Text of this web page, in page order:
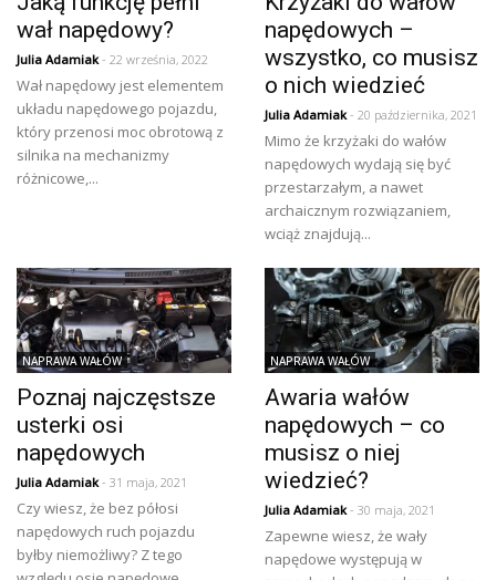
wał napędowy?
Julia Adamiak- 22 września, 2022
Wał napędowy jest elementem
układu napędowego pojazdu,
który przenosi moc obrotową z
silnika na mechanizmy
różnicowe,...
napędowych –
wszystko, co musisz
o nich wiedzieć
Julia Adamiak- 20 października, 2021
Mimo że krzyżaki do wałów
napędowych wydają się być
przestarzałym, a nawet
archaicznym rozwiązaniem,
wciąż znajdują...
NAPRAWA WAŁÓW
Poznaj najczęstsze
usterki osi
napędowych
Julia Adamiak- 31 maja, 2021
Czy wiesz, że bez półosi
napędowych ruch pojazdu
byłby niemożliwy? Z tego
NAPRAWA WAŁÓW
Awaria wałów
napędowych – co
musisz o niej
wiedzieć?
Julia Adamiak- 30 maja, 2021
Zapewne wiesz, że wały
napędowe występują w